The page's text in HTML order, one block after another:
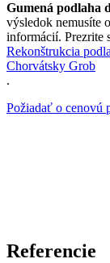
Gumená podlaha
výsledok nemusíte
informácií. Prezrite
Rekonštrukcia
Chorvátsky Grob
.
Požiadať o cenovú
Referencie